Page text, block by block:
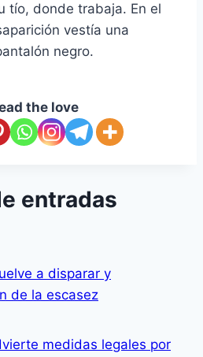
tío, donde trabaja. En el
vestía una
negro.
the love
entradas
a disparar y
de la escasez
medidas legales por